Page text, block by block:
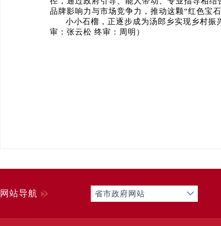
品牌影响力与市场竞争力，推动这颗“红色宝
小小石榴，正逐步成为汤郎乡实现乡村
审：张云松 终审：周明）
网站导航 省市政府网站